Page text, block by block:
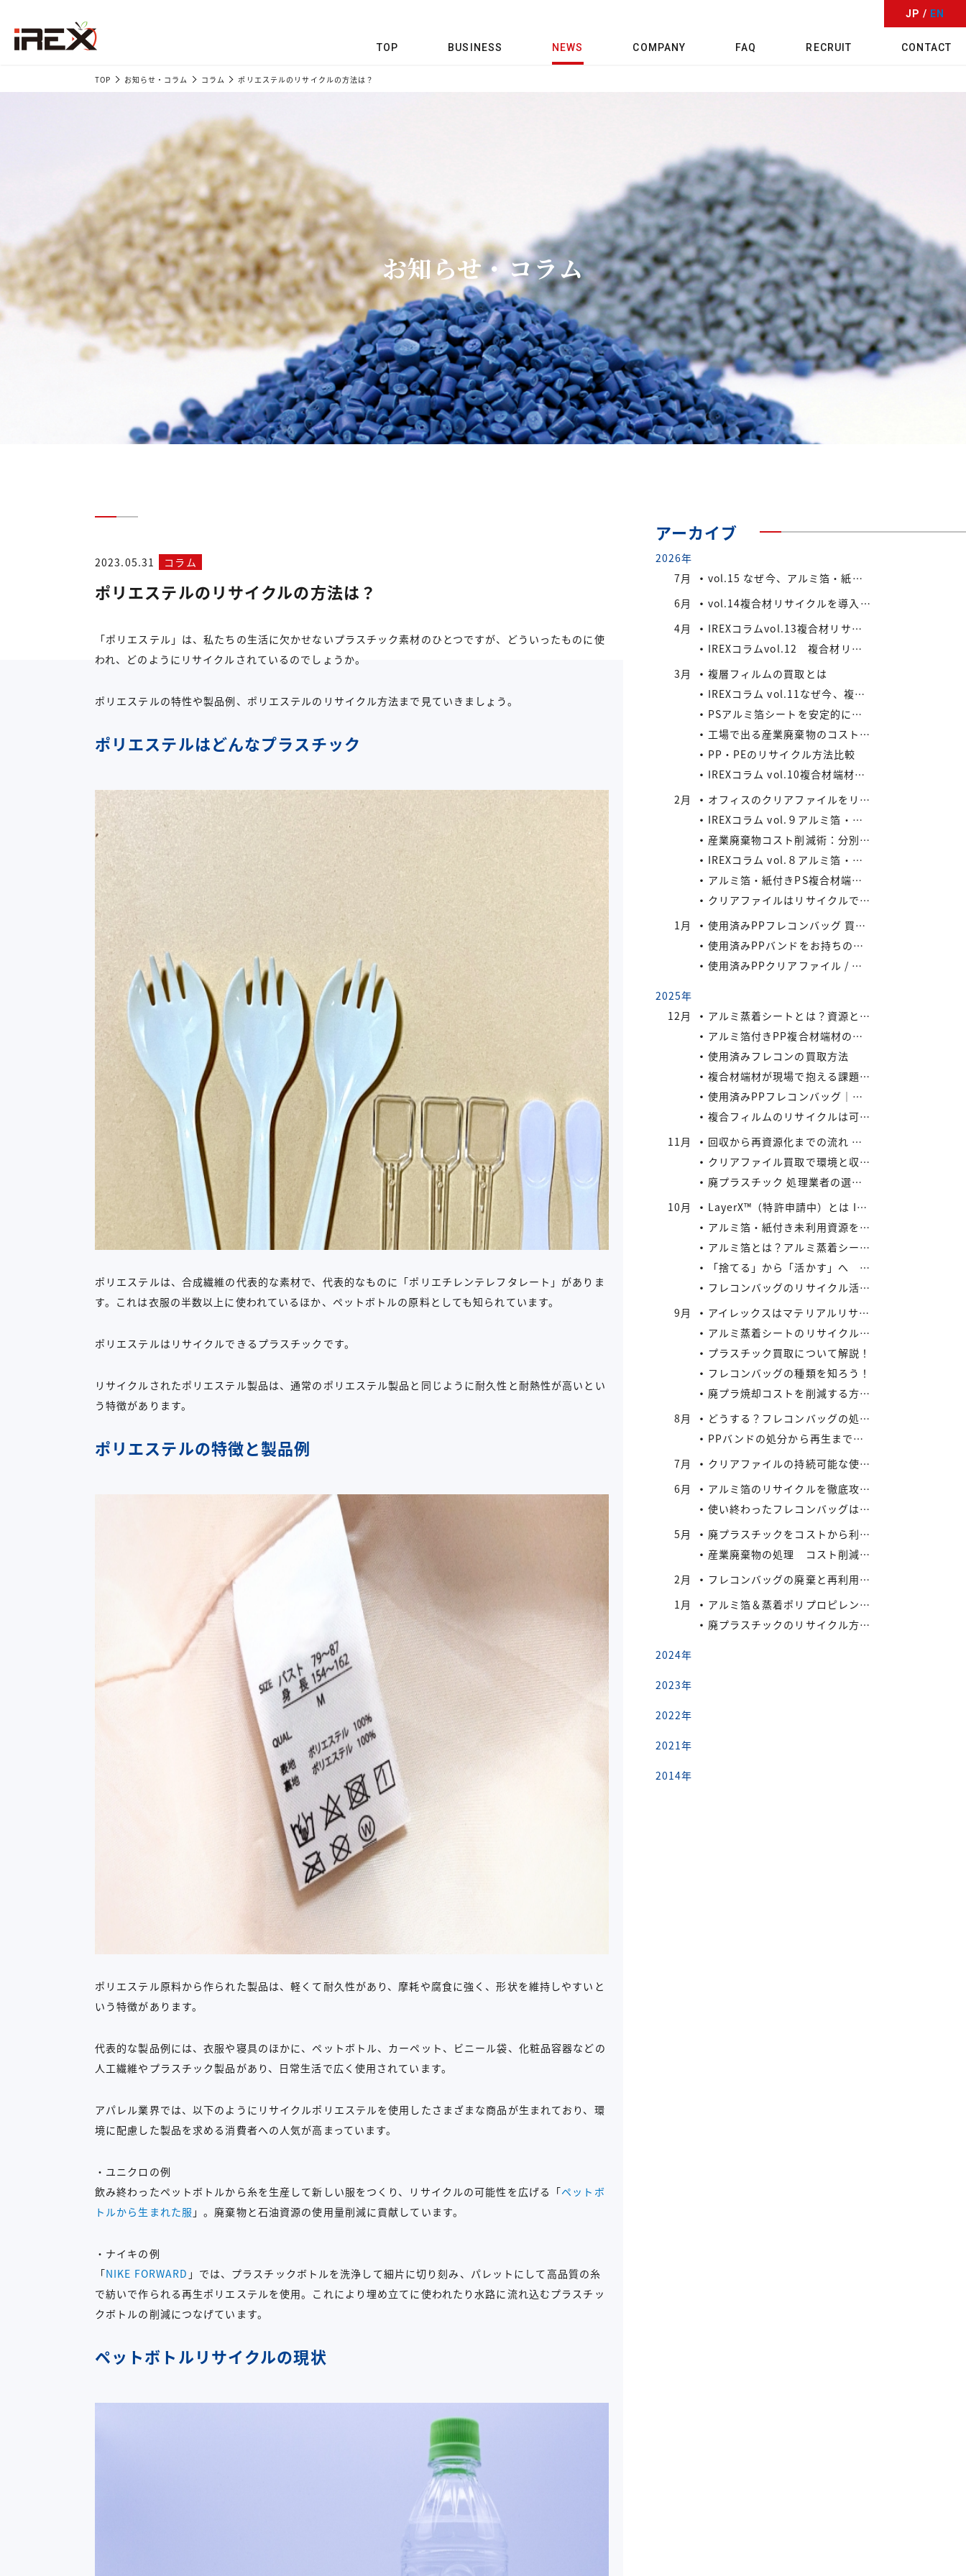
TOP BUSINESS NEWS COMPANY FAQ RECRUIT CONTACT
JP / EN
TOP お知らせ・コラム コラム ポリエステルのリサイクルの方法は？
お知らせ・コラム
2023.05.31 コラム
ポリエステルのリサイクルの方法は？
「ポリエステル」は、私たちの生活に欠かせないプラスチック素材のひとつですが、どういったものに使
われ、どのようにリサイクルされているのでしょうか。
ポリエステルの特性や製品例、ポリエステルのリサイクル方法まで見ていきましょう。
ポリエステルはどんなプラスチック
ポリエステルは、合成繊維の代表的な素材で、代表的なものに「ポリエチレンテレフタレート」がありま
す。これは衣服の半数以上に使われているほか、ペットボトルの原料としても知られています。
ポリエステルはリサイクルできるプラスチックです。
リサイクルされたポリエステル製品は、通常のポリエステル製品と同じように耐久性と耐熱性が高いとい
う特徴があります。
ポリエステルの特徴と製品例
ポリエステル原料から作られた製品は、軽くて耐久性があり、摩耗や腐食に強く、形状を維持しやすいと
いう特徴があります。
代表的な製品例には、衣服や寝具のほかに、ペットボトル、カーペット、ビニール袋、化粧品容器などの
人工繊維やプラスチック製品があり、日常生活で広く使用されています。
アパレル業界では、以下のようにリサイクルポリエステルを使用したさまざまな商品が生まれており、環
境に配慮した製品を求める消費者への人気が高まっています。
・ユニクロの例
飲み終わったペットボトルから糸を生産して新しい服をつくり、リサイクルの可能性を広げる「ペットボ
トルから生まれた服 」。廃棄物と石油資源の使用量削減に貢献しています。
・ナイキの例
「NIKE FORWARD 」では、プラスチックボトルを洗浄して細片に切り刻み、パレットにして高品質の糸
で紡いで作られる再生ポリエステルを使用。これにより埋め立てに使われたり水路に流れ込むプラスチッ
クボトルの削減につなげています。
ペットボトルリサイクルの現状
アーカイブ
2026年
7月
vol.15 なぜ今、アルミ箔・紙付きPS/PP複合材端材が注目されているのか
6月
vol.14複合材リサイクルを導入する際の検討ポイント
4月
IREXコラムvol.13複合材リサイクルにおける課題と今後の展望
IREXコラムvol.12 複合材リサイクルの将来性と市場拡大の可能性
3月
複層フィルムの買取とは
IREXコラム vol.11なぜ今、複合材リサイクルが注目されているのか
PSアルミ箔シートを安定的に処理したい業者様、当社が買い取ります！
工場で出る産業廃棄物のコスト削減法
PP・PEのリサイクル方法比較
IREXコラム vol.10複合材端材の安定供給がメーカーにもたらすメリット
2月
オフィスのクリアファイルをリサイクルしよう：コストと環境負荷を同時に減らす方法
IREXコラム vol.９アルミ箔・紙付きPS/PP複合材端材の回収スキームと全国対応体制
産業廃棄物コスト削減術：分別・リサイクル・資源化の徹底活用
IREXコラム vol.８アルミ箔・紙付きPS/PP複合材端材をより高く評価するために現場でできること
アルミ箔・紙付きPS複合材端材の評価ポイントIREXコラム vol.7
クリアファイルはリサイクルできる？
1月
使用済みPPフレコンバッグ 買取の流れと注意点
使用済みPPバンドをお持ちの業者様へ｜リサイクル・買取対応中
使用済みPPクリアファイル / 印刷等のある使用済みPPクリアファイルの再資源化とリサイクル方法
2025年
12月
アルミ蒸着シートとは？資源として有効活用しよう
アルミ箔付きPP複合材端材の保管・回収における実務上のポイントIREXコラム vol.6
使用済みフレコンの買取方法
複合材端材が現場で抱える課題IREXコラム vol.5
使用済みPPフレコンバッグ｜再利用でコスト削減と環境負荷軽減を実現
複合フィルムのリサイクルは可能か？
11月
回収から再資源化までの流れ ― アイレックスの一貫処理体制 IREXコラム vol.4
クリアファイル買取で環境と収益を同時にサポート！
廃プラスチック 処理業者の選び方
10月
LayerX™（特許申請中）とは IREXコラム vol.3
アルミ箔・紙付き未利用資源をどう活かすか? IREXコラム vol.2
アルミ箔とは？アルミ蒸着シートとの違いとリサイクルの取り組み
「捨てる」から「活かす」へ IREXコラム vol.1
フレコンバッグのリサイクル活用術：廃棄コストを減らす具体策とは
9月
アイレックスはマテリアルリサイクルの新たなビジネスに着手
アルミ蒸着シートのリサイクル方法と流れ
プラスチック買取について解説！
フレコンバッグの種類を知ろう！
廃プラ焼却コストを削減する方法：リサイクルとの比較で見えてくる最適解
8月
どうする？フレコンバッグの処分 vol.2 – 買取がエコにつながる
PPバンドの処分から再生まで：企業が実践できるコスト効率の高い手法
7月
クリアファイルの持続可能な使い方とリサイクル
6月
アルミ箔のリサイクルを徹底攻略：複合材でも再資源化できる最新手法とアイレックス株式会社の取り組み
使い終わったフレコンバッグは資産になる？買取サービスを活用したリサイクル戦略
5月
廃プラスチックをコストから利益へ：買取価格の仕組みと高値で売るコツ
産業廃棄物の処理 コスト削減と法令順守のポイント
2月
フレコンバッグの廃棄と再利用に関する法規制
1月
アルミ箔＆蒸着ポリプロピレンシート 高価買取実施中
廃プラスチックのリサイクル方法と再利用の流れ
2024年
2023年
2022年
2021年
2014年